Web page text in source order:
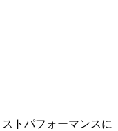
トパフォーマンスに